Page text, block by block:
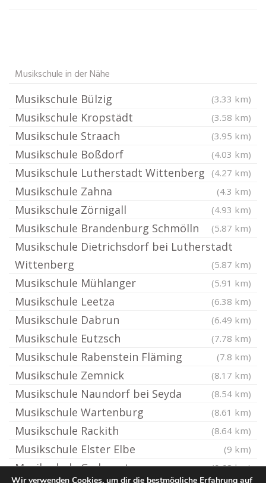
Musikschule in der Nähe
Musikschule Bülzig (3.33 km)
Musikschule Kropstädt (3.58 km)
Musikschule Straach (3.95 km)
Musikschule Boßdorf (4.03 km)
Musikschule Lutherstadt Wittenberg (4.27 km)
Musikschule Zahna (4.3 km)
Musikschule Zörnigall (4.93 km)
Musikschule Brandenburg Schmölln (5.87 km)
Musikschule Dietrichsdorf bei Lutherstadt
Wittenberg
(5.87 km)
Musikschule Mühlanger (5.91 km)
Musikschule Leetza (6.38 km)
Musikschule Dabrun (6.49 km)
Musikschule Eutzsch (7.78 km)
Musikschule Rabenstein Fläming (7.8 km)
Musikschule Zemnick (8.17 km)
Musikschule Naundorf bei Seyda (8.54 km)
Musikschule Wartenburg (8.61 km)
Musikschule Rackith (8.64 km)
Musikschule Elster Elbe (9 km)
Musikschule Gadegast (9.68 km)
Wir verwenden Cookies, um dir die bestmögliche Erfahrung auf